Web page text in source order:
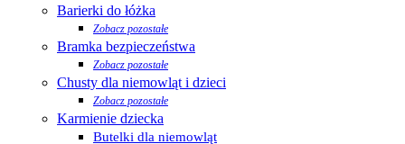
Barierki do łóżka
Zobacz pozostałe
Bramka bezpieczeństwa
Zobacz pozostałe
Chusty dla niemowląt i dzieci
Zobacz pozostałe
Karmienie dziecka
Butelki dla niemowląt